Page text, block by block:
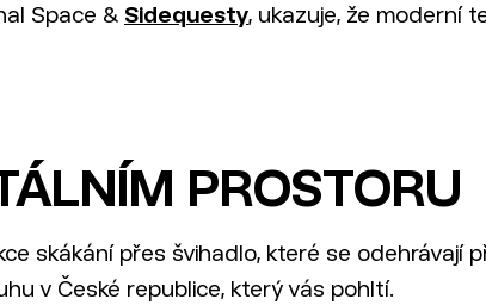
Space & Sidequesty, ukazuje, že moderní
PROSTORU
skákání přes švihadlo, které se odehrávají
v České republice, který vás pohltí.